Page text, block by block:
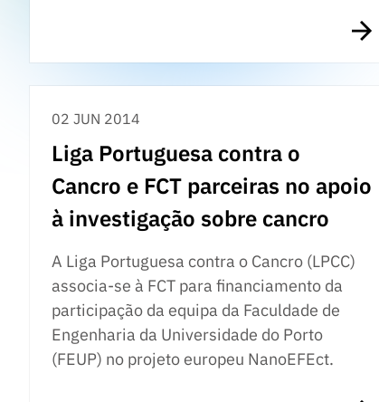
02 JUN 2014
Liga Portuguesa contra o
Cancro e FCT parceiras no apoio
à investigação sobre cancro
A Liga Portuguesa contra o Cancro (LPCC)
associa-se à FCT para financiamento da
participação da equipa da Faculdade de
Engenharia da Universidade do Porto
(FEUP) no projeto europeu NanoEFEct.